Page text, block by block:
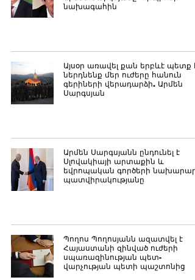
նախագահին
Այսօր առավել քան երբևէ պետք է
ներդնենք մեր ուժերը հանուն
գերիների վերադարձի. Արմեն
Սարգսյան
Արմեն Սարգսյանն ընդունել է
Սլովակիայի արտաքին և
եվրոպական գործերի
պատվիրակությանը
Պողոս Պողոսյանն ազատվել է
Հայաստանի զինված ուժերի
սպառազինության պետ-
վարչության պետի պաշտոնից